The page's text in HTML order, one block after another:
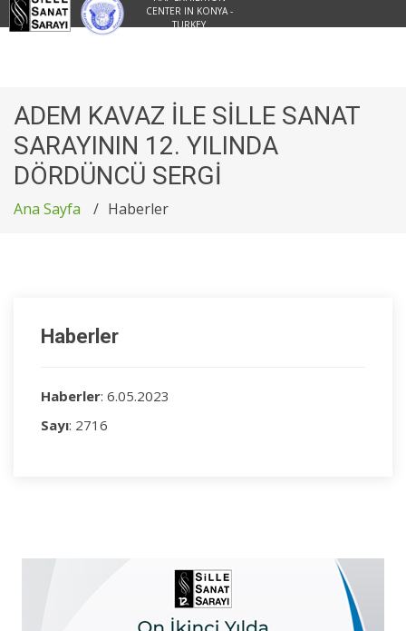
CENTER IN KONYA -
TURKEY
ADEM KAVAZ İLE SİLLE SANAT
SARAYININ 12. YILINDA
DÖRDÜNCÜ SERGİ
Ana Sayfa Haberler
Haberler
Haberler: 6.05.2023
Sayı: 2716